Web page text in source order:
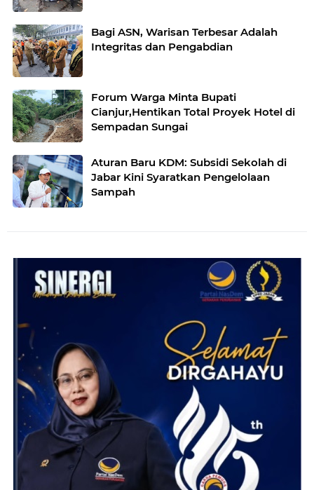
Bagi ASN, Warisan Terbesar Adalah
Integritas dan Pengabdian
Forum Warga Minta Bupati
Cianjur,Hentikan Total Proyek Hotel di
Sempadan Sungai
Aturan Baru KDM: Subsidi Sekolah di
Jabar Kini Syaratkan Pengelolaan
Sampah